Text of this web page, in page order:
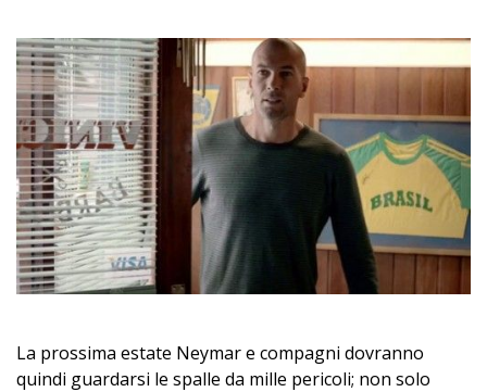
La prossima estate Neymar e compagni dovranno
quindi guardarsi le spalle da mille pericoli; non solo